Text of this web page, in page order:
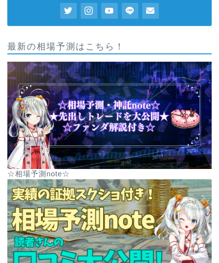
最新の相場予測はこちら！
☆相場予測note☆